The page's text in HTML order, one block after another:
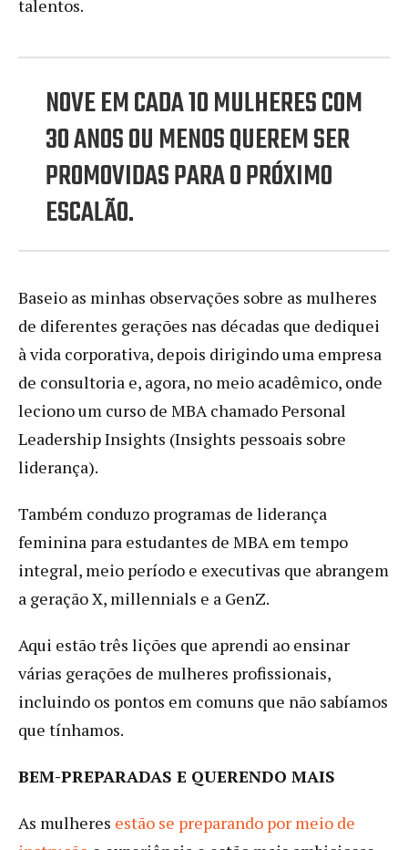
talentos.
NOVE EM CADA 10 MULHERES COM
30 ANOS OU MENOS QUEREM SER
PROMOVIDAS PARA O PRÓXIMO
ESCALÃO.
Baseio as minhas observações sobre as mulheres
de diferentes gerações nas décadas que dediquei
à vida corporativa, depois dirigindo uma empresa
de consultoria e, agora, no meio acadêmico, onde
leciono um curso de MBA chamado Personal
Leadership Insights (Insights pessoais sobre
liderança).
Também conduzo programas de liderança
feminina para estudantes de MBA em tempo
integral, meio período e executivas que abrangem
a geração X, millennials e a GenZ.
Aqui estão três lições que aprendi ao ensinar
várias gerações de mulheres profissionais,
incluindo os pontos em comuns que não sabíamos
que tínhamos.
BEM-PREPARADAS E QUERENDO MAIS
As mulheres estão se preparando por meio de